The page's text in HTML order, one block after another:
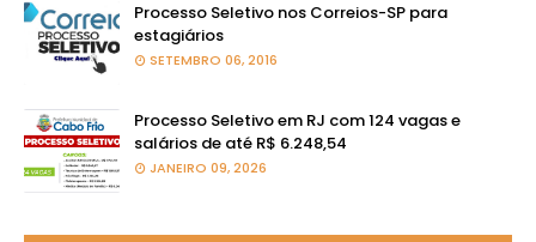
Processo Seletivo nos Correios-SP para
estagiários
SETEMBRO 06, 2016
Processo Seletivo em RJ com 124 vagas e
salários de até R$ 6.248,54
JANEIRO 09, 2026